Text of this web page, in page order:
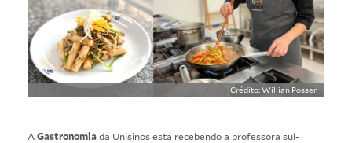
Crédito: Willian Posser
AGastronomiada Unisinos está recebendo a professora sul-